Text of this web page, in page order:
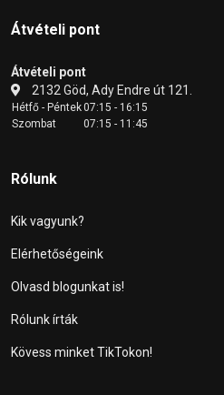
Átvételi pont
Átvételi pont
2132 Göd, Ady Endre út 121.
Hétfő - Péntek07:15 - 16:15
Szombat
07:15 - 11:45
Rólunk
Kik vagyunk?
Elérhetőségeink
Olvasd blogunkat is!
Rólunk írták
Kövess minket TikTokon!